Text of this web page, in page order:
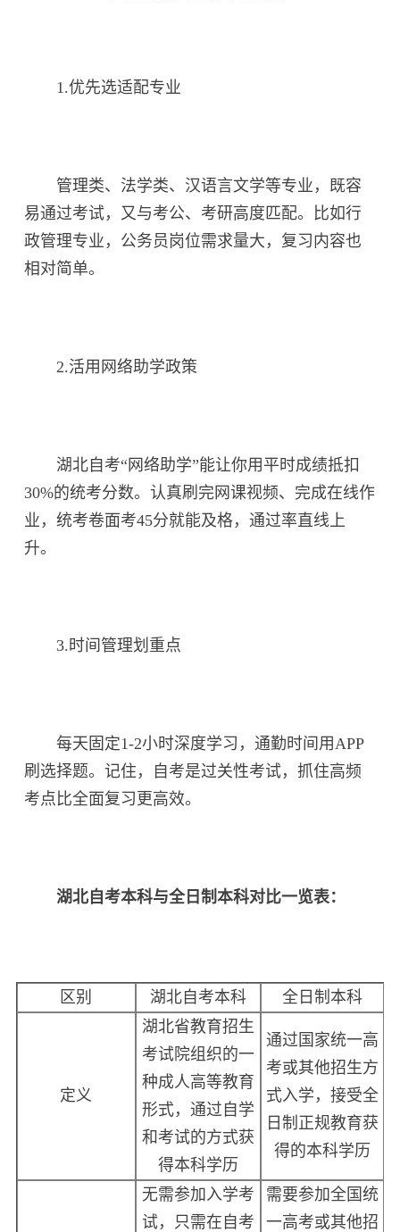
1.优先选适配专业
管理类、法学类、汉语言文学等专业，既容
易通过考试，又与考公、考研高度匹配。比如行
政管理专业，公务员岗位需求量大，复习内容也
相对简单。
2.活用网络助学政策
湖北自考“网络助学”能让你用平时成绩抵扣
30%的统考分数。认真刷完网课视频、完成在线作
业，统考卷面考45分就能及格，通过率直线上
升。
3.时间管理划重点
每天固定1-2小时深度学习，通勤时间用APP
刷选择题。记住，自考是过关性考试，抓住高频
考点比全面复习更高效。
湖北自考本科与全日制本科对比一览表：
区别 湖北自考本科 全日制本科
定义
湖北省教育招生
考试院组织的一
种成人高等教育
形式，通过自学
和考试的方式获
得本科学历
通过国家统一高
考或其他招生方
式入学，接受全
日制正规教育获
得的本科学历
无需参加入学考
试，只需在自考
需要参加全国统
一高考或其他招